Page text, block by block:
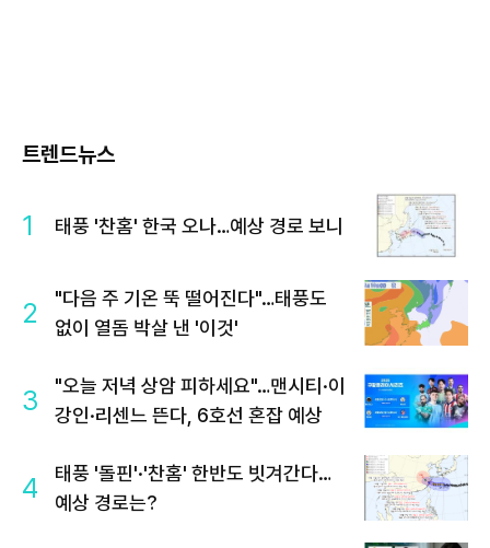
트렌드뉴스
1 태풍 '찬홈' 한국 오나…예상 경로 보니
2
"다음 주 기온 뚝 떨어진다"…태풍도
없이 열돔 박살 낸 '이것'
3
"오늘 저녁 상암 피하세요"…맨시티·이
강인·리센느 뜬다, 6호선 혼잡 예상
4
태풍 '돌핀'·'찬홈' 한반도 빗겨간다…
예상 경로는?